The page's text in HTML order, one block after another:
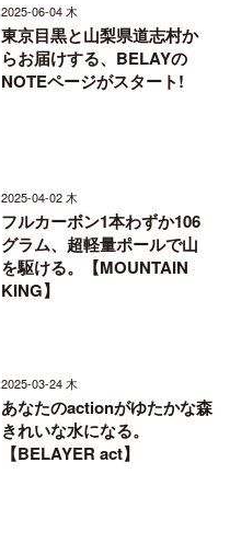
2025-06-04 木
東京目黒と山梨県道志村か
らお届けする、BELAYの
NOTEページがスタート!
2025-04-02 木
フルカーボン1本わずか106
グラム、超軽量ポールで山
を駆ける。【MOUNTAIN
KING】
2025-03-24 木
あなたのactionがゆたかな森
きれいな水になる。
【BELAYER act】